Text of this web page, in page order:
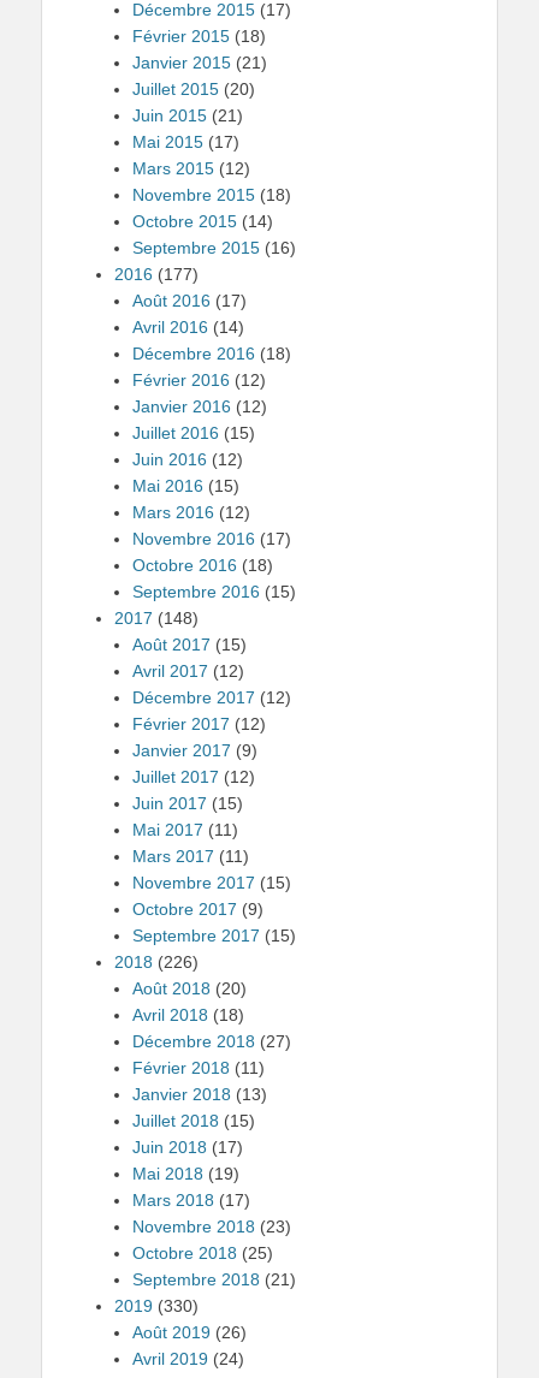
Décembre 2015 (17)
Février 2015 (18)
Janvier 2015 (21)
Juillet 2015 (20)
Juin 2015 (21)
Mai 2015 (17)
Mars 2015 (12)
Novembre 2015 (18)
Octobre 2015 (14)
Septembre 2015 (16)
2016 (177)
Août 2016 (17)
Avril 2016 (14)
Décembre 2016 (18)
Février 2016 (12)
Janvier 2016 (12)
Juillet 2016 (15)
Juin 2016 (12)
Mai 2016 (15)
Mars 2016 (12)
Novembre 2016 (17)
Octobre 2016 (18)
Septembre 2016 (15)
2017 (148)
Août 2017 (15)
Avril 2017 (12)
Décembre 2017 (12)
Février 2017 (12)
Janvier 2017 (9)
Juillet 2017 (12)
Juin 2017 (15)
Mai 2017 (11)
Mars 2017 (11)
Novembre 2017 (15)
Octobre 2017 (9)
Septembre 2017 (15)
2018 (226)
Août 2018 (20)
Avril 2018 (18)
Décembre 2018 (27)
Février 2018 (11)
Janvier 2018 (13)
Juillet 2018 (15)
Juin 2018 (17)
Mai 2018 (19)
Mars 2018 (17)
Novembre 2018 (23)
Octobre 2018 (25)
Septembre 2018 (21)
2019 (330)
Août 2019 (26)
Avril 2019 (24)